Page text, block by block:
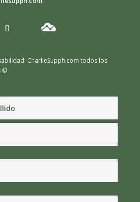
CharlieSupph.com todos los
©